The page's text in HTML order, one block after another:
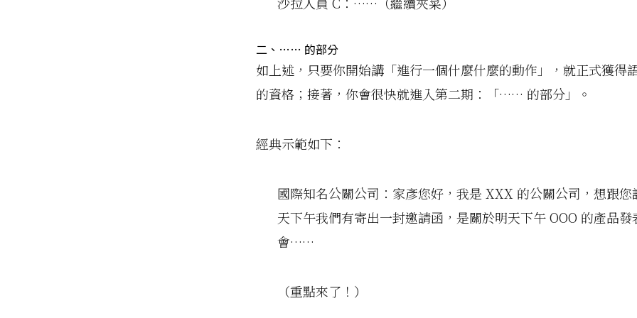
二、…… 的部分
如上述，只要你開始講「進行一個什麼什麼的動作」，就正式獲得
的資格；接著，你會很快就進入第二期：「…… 的部分」。
經典示範如下：
國際知名公關公司：家彥您好，我是 XXX 的公關公司，想跟您
天下午我們有寄出一封邀請函，是關於明天下午 OOO 的產品發
會……
（重點來了！）